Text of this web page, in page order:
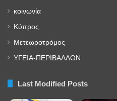
κοινωνία
Κύπρος
Μετεωροτρόμος
ΥΓΕΙΑ-ΠΕΡΙΒΑΛΛΟΝ
Last Modified Posts